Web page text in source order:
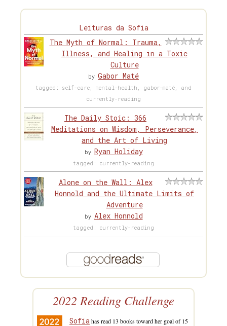
Leituras da Sofia
The Myth of Normal: Trauma,
Illness, and Healing in a Toxic
Culture
by Gabor Maté
tagged: self-care, mental-health, gabor-maté, and
currently-reading
The Daily Stoic: 366
Meditations on Wisdom, Perseverance,
and the Art of Living
by Ryan Holiday
tagged: currently-reading
Alone on the Wall: Alex
Honnold and the Ultimate Limits of
Adventure
by Alex Honnold
tagged: currently-reading
2022 Reading Challenge
Sofia has read 13 books toward her goal of 15